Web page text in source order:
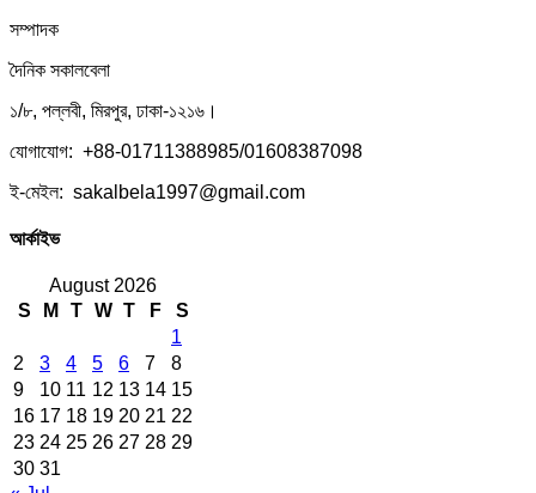
সম্পাদক
দৈনিক সকালবেলা
১/৮, পল্লবী, মিরপুর, ঢাকা-১২১৬।
যোগাযোগ: +88-01711388985/01608387098
ই-মেইল: sakalbela1997@gmail.com
আর্কাইভ
August 2026
S
M T W T F
S
1
2
3 4 5 6 7
8
9
10 11 12 13 14 15
16 17 18 19 20 21 22
23 24 25 26 27 28 29
30 31